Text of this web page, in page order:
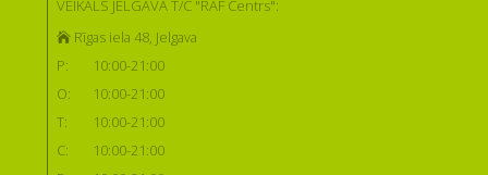
VEIKALS JELGAVĀ T/C "RAF Centrs":
Rīgas iela 48, Jelgava
P:
10:00-21:00
O:
10:00-21:00
T:
10:00-21:00
C:
10:00-21:00